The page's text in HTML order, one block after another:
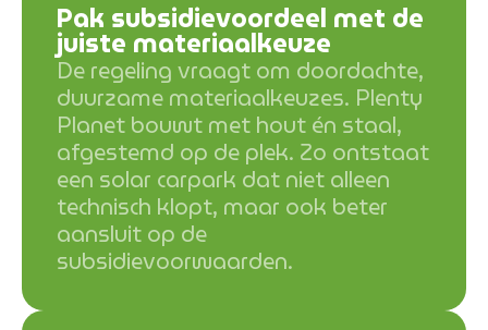
Pak subsidievoordeel met de
juiste materiaalkeuze
De regeling vraagt om doordachte,
duurzame materiaalkeuzes. Plenty
Planet bouwt met hout én staal,
afgestemd op de plek. Zo ontstaat
een solar carpark dat niet alleen
technisch klopt, maar ook beter
aansluit op de
subsidievoorwaarden.